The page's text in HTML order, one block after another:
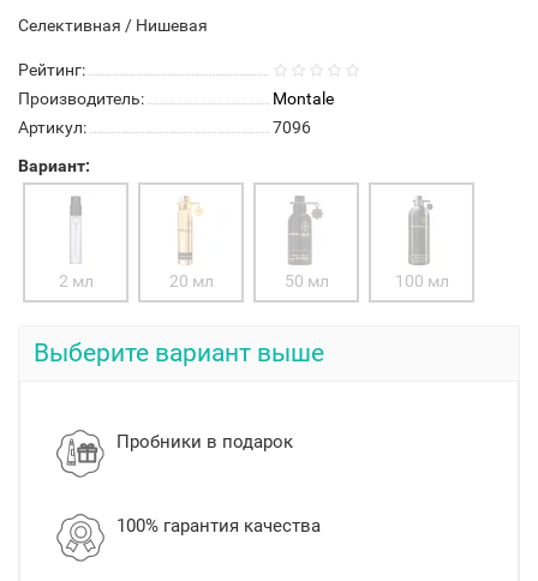
Селективная / Нишевая
Рейтинг:
Производитель:
Montale
Артикул:
7096
Вариант:
2 мл 20 мл 50 мл 100 мл
Выберите вариант выше
Пробники в подарок
100% гарантия качества